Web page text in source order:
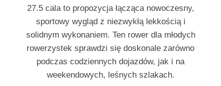
27.5 cala to propozycja łącząca nowoczesny,
sportowy wygląd z niezwykłą lekkością i
solidnym wykonaniem. Ten rower dla młodych
rowerzystek sprawdzi się doskonale zarówno
podczas codziennych dojazdów, jak i na
weekendowych, leśnych szlakach.